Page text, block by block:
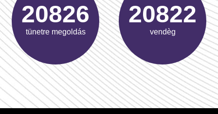
31492
tünetre megoldás
31486
vendèg